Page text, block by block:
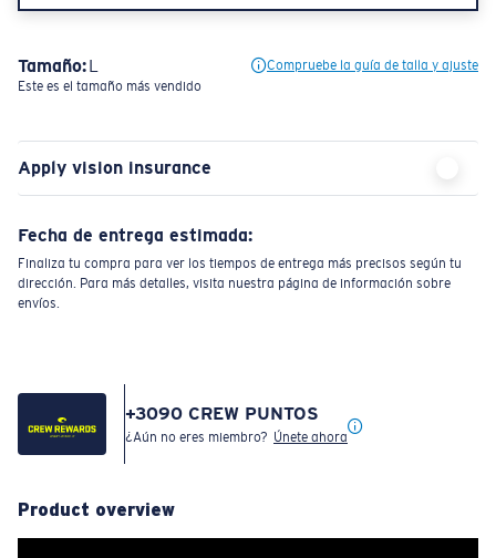
Tamaño:L
Compruebe la guía de talla y ajuste
Este es el tamaño más vendido
Apply vision insurance
Fecha de entrega estimada:
Finaliza tu compra para ver los tiempos de entrega más precisos según tu
dirección. Para más detalles, visita nuestra página de información sobre
envíos.
+3090 CREW PUNTOS
¿Aún no eres miembro? Únete ahora
Product overview